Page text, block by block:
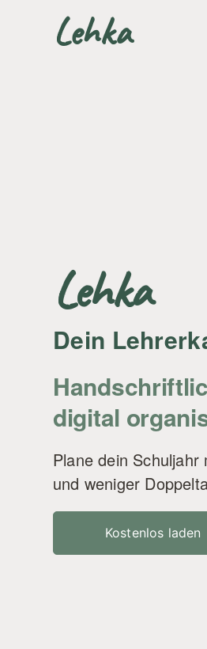
Lehka
Lehka
Dein
digital
Plane dein
und weniger
Kostenlos laden